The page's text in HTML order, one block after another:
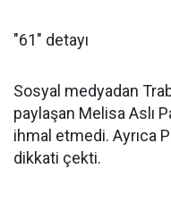
"61" detayı
Sosyal medyadan
paylaşan Melisa Aslı
ihmal etmedi. Ayrıca
dikkati çekti.